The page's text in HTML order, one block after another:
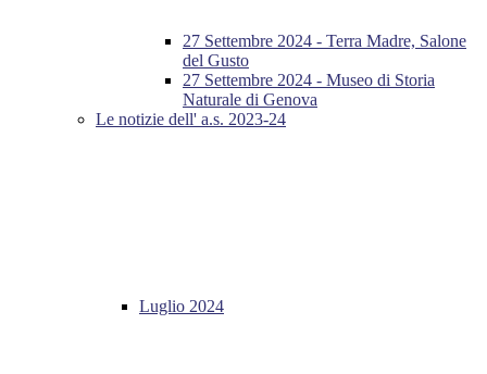
27 Settembre 2024 - Terra Madre, Salone
del Gusto
27 Settembre 2024 - Museo di Storia
Naturale di Genova
Le notizie dell' a.s. 2023-24
Luglio 2024